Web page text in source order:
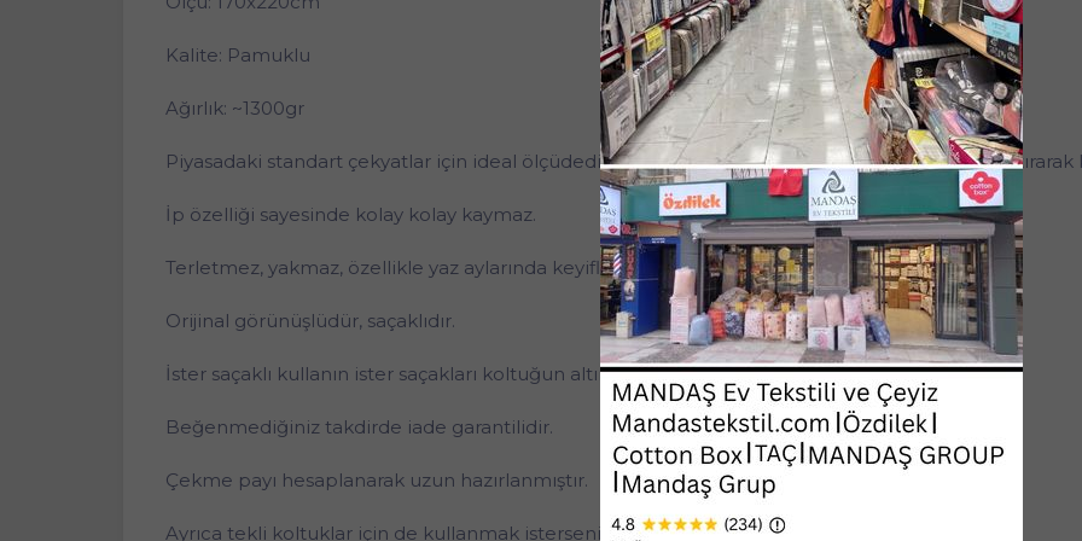
Kalite: Pamuklu
Ağırlık: ~1300gr
Piyasadaki standart çekyatlar için ideal ölçüdedir. Koltuğun kollarını kapatmaz. Kenarlara sıkıştırarak
İp özelliği sayesinde kolay kolay kaymaz.
Terletmez, yakmaz, özellikle yaz aylarında keyifle kullanabileceğiniz bir üründür.
Orijinal görünüşlüdür, saçaklıdır.
İster saçaklı kullanın ister saçakları koltuğun altına sıkıştırarak sade kullanın.
Beğenmediğiniz takdirde iade garantilidir.
Çekme payı hesaplanarak uzun hazırlanmıştır.
Ayrıca tekli koltuklar için de kullanmak isterseniz ortadan ikiye keserek kullanabilirsiniz.